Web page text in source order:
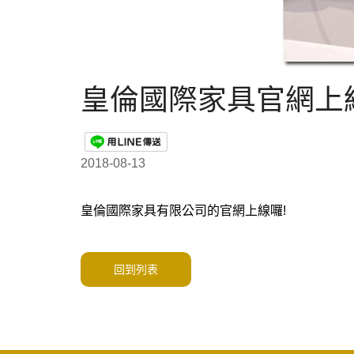
皇倫國際家具官網上
2018-08-13
皇倫國際家具有限公司的官網上線囉!
回到列表